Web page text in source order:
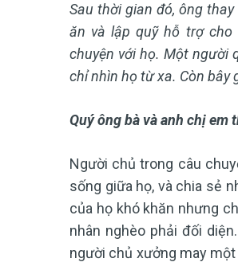
Sau thời gian đó, ông
ăn và lập quỹ hỗ trợ cho
chuyện với họ. Một người
chỉ nhìn họ từ xa. Còn bây
Quý ông bà và anh chị em
Người chủ trong câu
sống giữa họ, và chia sẻ
của họ khó khăn nhưng
nhân nghèo phải đối
người chủ xưởng may